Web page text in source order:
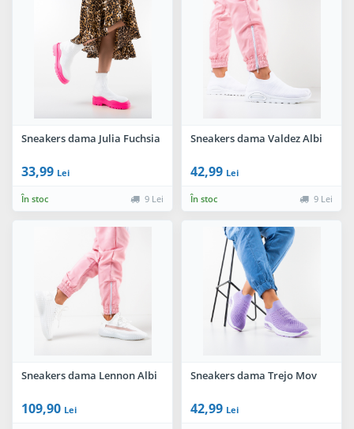
Sneakers dama Julia Fuchsia
33,99 Lei
În stoc 9 Lei
Sneakers dama Valdez Albi
42,99 Lei
În stoc 9 Lei
Sneakers dama Lennon Albi
109,90 Lei
Sneakers dama Trejo Mov
42,99 Lei